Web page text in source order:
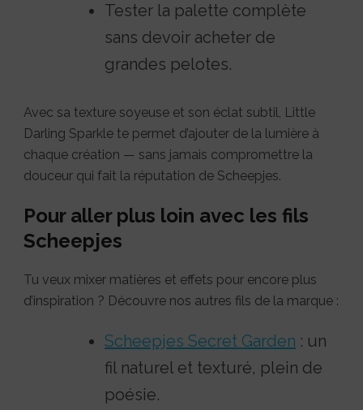
Tester la palette complète
sans devoir acheter de
grandes pelotes.
Avec sa texture soyeuse et son éclat subtil, Little
Darling Sparkle te permet d’ajouter de la lumière à
chaque création — sans jamais compromettre la
douceur qui fait la réputation de Scheepjes.
Pour aller plus loin avec les fils
Scheepjes
Tu veux mixer matières et effets pour encore plus
d’inspiration ? Découvre nos autres fils de la marque :
Scheepjes Secret Garden : un
fil naturel et texturé, plein de
poésie.